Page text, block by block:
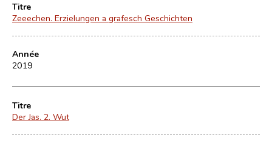
Titre
Zeeechen. Erzielungen a grafesch Geschichten
Année
2019
Titre
Der Jas. 2. Wut